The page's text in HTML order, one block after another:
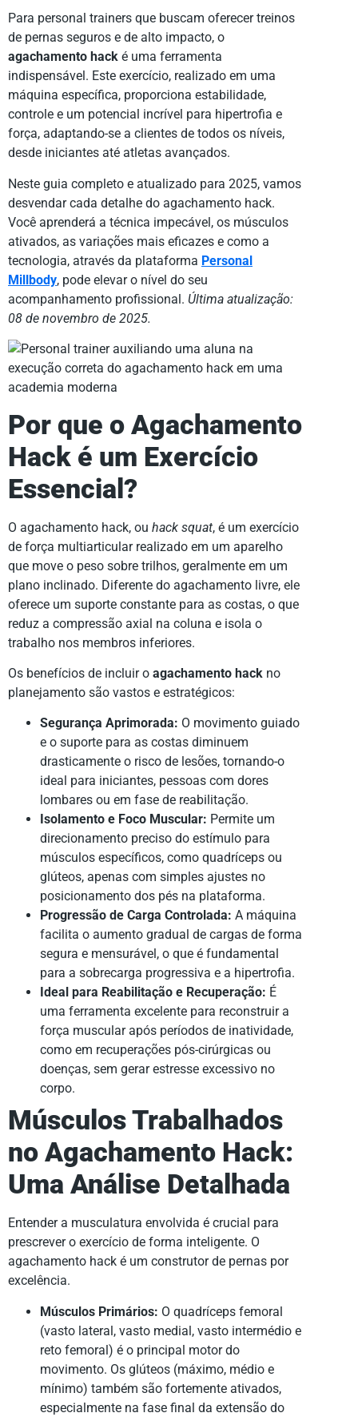
Para personal trainers que buscam oferecer treinos
de pernas seguros e de alto impacto, o
agachamento hack é uma ferramenta
indispensável. Este exercício, realizado em uma
máquina específica, proporciona estabilidade,
controle e um potencial incrível para hipertrofia e
força, adaptando-se a clientes de todos os níveis,
desde iniciantes até atletas avançados.
Neste guia completo e atualizado para 2025, vamos
desvendar cada detalhe do agachamento hack.
Você aprenderá a técnica impecável, os músculos
ativados, as variações mais eficazes e como a
tecnologia, através da plataforma Personal
Millbody, pode elevar o nível do seu
acompanhamento profissional. Última atualização:
08 de novembro de 2025.
Por que o Agachamento
Hack é um Exercício
Essencial?
O agachamento hack, ou hack squat, é um exercício
de força multiarticular realizado em um aparelho
que move o peso sobre trilhos, geralmente em um
plano inclinado. Diferente do agachamento livre, ele
oferece um suporte constante para as costas, o que
reduz a compressão axial na coluna e isola o
trabalho nos membros inferiores.
Os benefícios de incluir o agachamento hack no
planejamento são vastos e estratégicos:
Segurança Aprimorada: O movimento guiado
e o suporte para as costas diminuem
drasticamente o risco de lesões, tornando-o
ideal para iniciantes, pessoas com dores
lombares ou em fase de reabilitação.
Isolamento e Foco Muscular: Permite um
direcionamento preciso do estímulo para
músculos específicos, como quadríceps ou
glúteos, apenas com simples ajustes no
posicionamento dos pés na plataforma.
Progressão de Carga Controlada: A máquina
facilita o aumento gradual de cargas de forma
segura e mensurável, o que é fundamental
para a sobrecarga progressiva e a hipertrofia.
Ideal para Reabilitação e Recuperação: É
uma ferramenta excelente para reconstruir a
força muscular após períodos de inatividade,
como em recuperações pós-cirúrgicas ou
doenças, sem gerar estresse excessivo no
corpo.
Músculos Trabalhados
no Agachamento Hack:
Uma Análise Detalhada
Entender a musculatura envolvida é crucial para
prescrever o exercício de forma inteligente. O
agachamento hack é um construtor de pernas por
excelência.
Músculos Primários: O quadríceps femoral
(vasto lateral, vasto medial, vasto intermédio e
reto femoral) é o principal motor do
movimento. Os glúteos (máximo, médio e
mínimo) também são fortemente ativados,
especialmente na fase final da extensão do